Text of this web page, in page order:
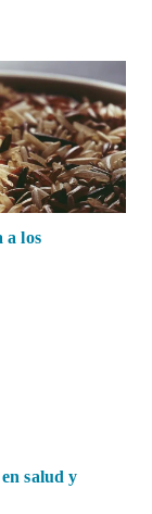
a los
salud y